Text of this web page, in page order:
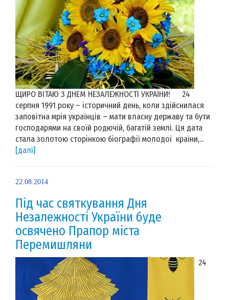
ЩИРО ВІТАЮ З ДНЕМ НЕЗАЛЕЖНОСТІ УКРАЇНИ! 24
серпня 1991 року – історичний день, коли здійснилася
заповітна мрія українців – мати власну державу та бути
господарями на своїй родючій, багатій землі. Ця дата
стала золотою сторінкою біографії молодої країни,...
[далі]
22.08.2014
Під час святкування Дня
Незалежності України буде
освячено Прапор міста
Перемишляни
24